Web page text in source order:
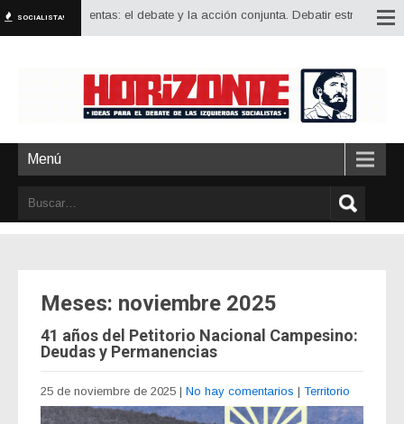
SOCIALISTA!
herramientas: el debate y la acción conjunta. Debatir estrategia,
Menú
Meses: noviembre 2025
41 años del Petitorio Nacional Campesino:
Deudas y Permanencias
25 de noviembre de 2025 | No hay comentarios | Territorio